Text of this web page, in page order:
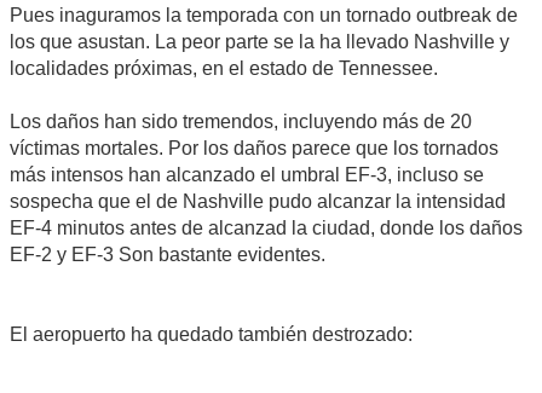
Pues inaguramos la temporada con un tornado outbreak de
los que asustan. La peor parte se la ha llevado Nashville y
localidades próximas, en el estado de Tennessee.
Los daños han sido tremendos, incluyendo más de 20
víctimas mortales. Por los daños parece que los tornados
más intensos han alcanzado el umbral EF-3, incluso se
sospecha que el de Nashville pudo alcanzar la intensidad
EF-4 minutos antes de alcanzad la ciudad, donde los daños
EF-2 y EF-3 Son bastante evidentes.
El aeropuerto ha quedado también destrozado: